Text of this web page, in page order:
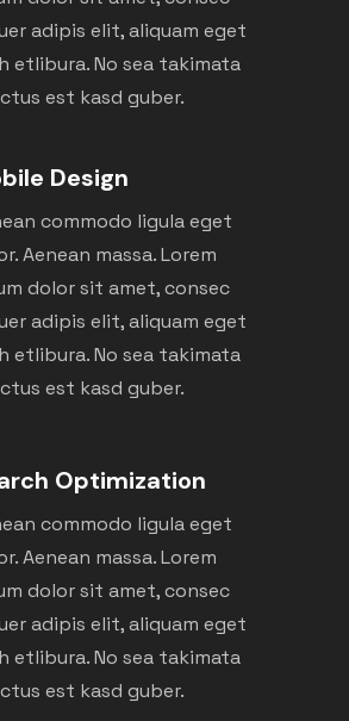
adipis elit, aliquam eget
etlibura. No sea takimata
est kasd guber.
Design
commodo ligula eget
Aenean massa. Lorem
dolor sit amet, consec
adipis elit, aliquam eget
etlibura. No sea takimata
est kasd guber.
Optimization
commodo ligula eget
Aenean massa. Lorem
dolor sit amet, consec
adipis elit, aliquam eget
etlibura. No sea takimata
est kasd guber.